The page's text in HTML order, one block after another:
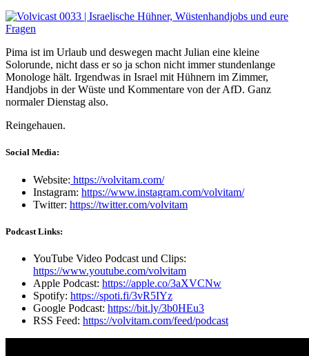
Pima ist im Urlaub und deswegen macht Julian eine kleine
Solorunde, nicht dass er so ja schon nicht immer stundenlange
Monologe hält. Irgendwas in Israel mit Hühnern im Zimmer,
Handjobs in der Wüste und Kommentare von der AfD. Ganz
normaler Dienstag also.
Reingehauen.
Social Media:
Website: https://volvitam.com/
Instagram: https://www.instagram.com/volvitam/
Twitter: https://twitter.com/volvitam
Podcast Links:
YouTube Video Podcast und Clips:
https://www.youtube.com/volvitam
Apple Podcast: https://apple.co/3aXVCNw
Spotify: https://spoti.fi/3vR5IYz
Google Podcast: https://bit.ly/3b0HEu3
RSS Feed: https://volvitam.com/feed/podcast